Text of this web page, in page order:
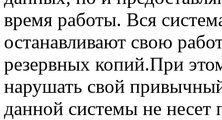
время работы. Вся
останавливают свою
резервных копий.При
нарушать свой
данной системы не